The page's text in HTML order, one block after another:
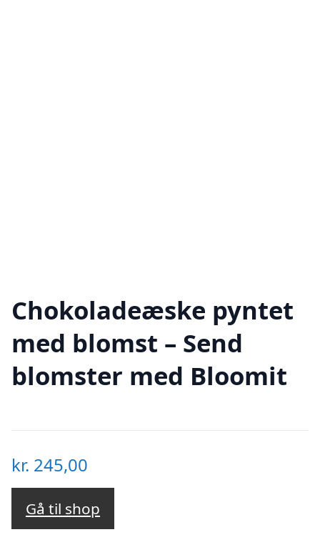
Chokoladeæske pyntet
med blomst – Send
blomster med Bloomit
kr. 245,00
Gå til shop